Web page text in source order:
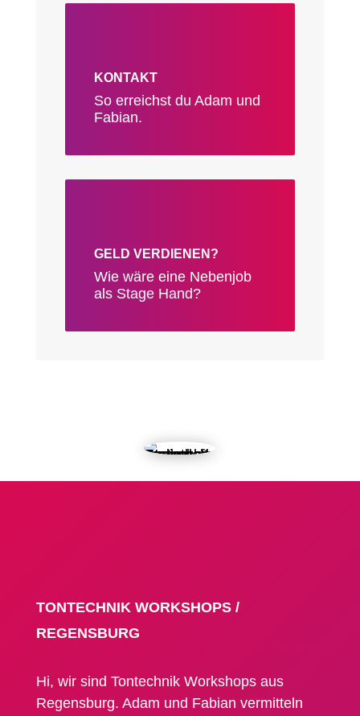
KONTAKT
So erreichst du Adam und
Fabian.
GELD VERDIENEN?
Wie wäre eine Nebenjob
als Stage Hand?
TONTECHNIK WORKSHOPS /
REGENSBURG
Hi, wir sind Tontechnik Workshops aus
Regensburg. Adam und Fabian vermitteln